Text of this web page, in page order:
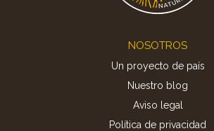
NOSOTROS
Un proyecto de país
Nuestro blog
Aviso legal
Política de privacidad